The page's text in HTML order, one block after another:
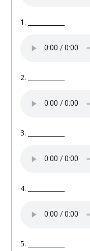
1. ____________
2. ____________
3. ____________
4. ____________
5. ____________